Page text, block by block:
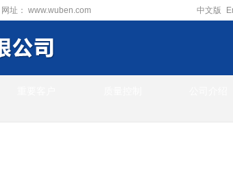
网址： www.wuben.com 中文版